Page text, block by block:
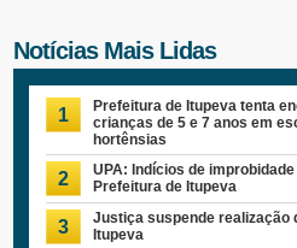
Notícias Mais Lidas
1
Prefeitura de Itupeva tenta
crianças de 5 e 7 anos em
hortênsias
2
UPA: Indícios de
Prefeitura de Itupeva
3
Justiça suspende realização
Itupeva